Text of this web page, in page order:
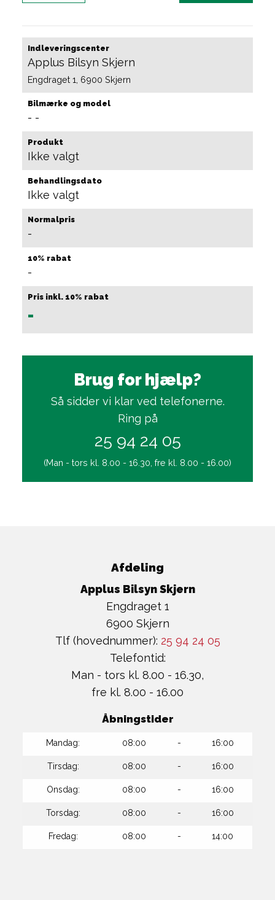
Indleveringscenter
Applus Bilsyn Skjern
Engdraget 1, 6900 Skjern
Bilmærke og model
- -
Produkt
Ikke valgt
Behandlingsdato
Ikke valgt
Normalpris
-
10% rabat
-
Pris inkl. 10% rabat
-
Brug for hjælp?
Så sidder vi klar ved telefonerne.
Ring på
25 94 24 05
(Man - tors kl. 8.00 - 16.30, fre kl. 8.00 - 16.00)
Afdeling
Applus Bilsyn Skjern
Engdraget 1
6900 Skjern
Tlf (hovednummer): 25 94 24 05
Telefontid:
Man - tors kl. 8.00 - 16.30,
fre kl. 8.00 - 16.00
Åbningstider
Mandag: 08:00 - 16:00
Tirsdag: 08:00 - 16:00
Onsdag: 08:00 - 16:00
Torsdag: 08:00 - 16:00
Fredag: 08:00 - 14:00